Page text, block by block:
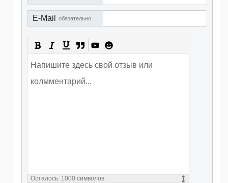
E-Mail обязательно
Осталось: 1000 символов